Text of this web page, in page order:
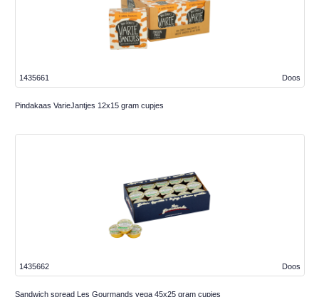
Doos
1435661
Pindakaas VarieJantjes 12x15 gram cupjes
Doos
1435662
Sandwich spread Les Gourmands vega 45x25 gram cupjes